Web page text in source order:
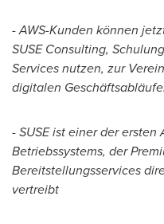
-AWS-Kunden können
SUSE Consulting,
Services nutzen, zur
digitalen
-SUSE ist einer der
Betriebssystems, der
Bereitstellungsservices
vertreibt